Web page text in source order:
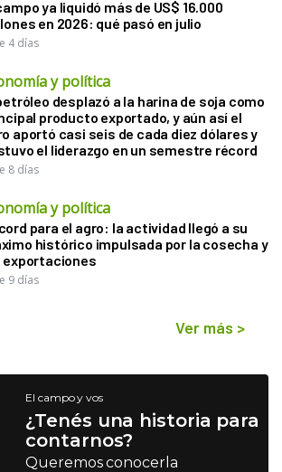
ya liquidó más de US$ 16.000
en 2026: qué pasó en julio
4 días
y política
desplazó a la harina de soja como
producto exportado, y aún así el
aportó casi seis de cada diez dólares y
el liderazgo en un semestre récord
8 días
y política
para el agro: la actividad llegó a su
histórico impulsada por la cosecha y
exportaciones
9 días
Ver más >
El campo y vos
¿Tenés una historia para
contarnos?
Queremos conocerla